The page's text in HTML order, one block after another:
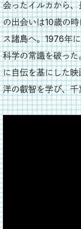
会ったイルカから
の出会いは10歳の
ス諸島へ。1976年
科学の常識を破っ
に自伝を基にした
洋の叡智を学び、